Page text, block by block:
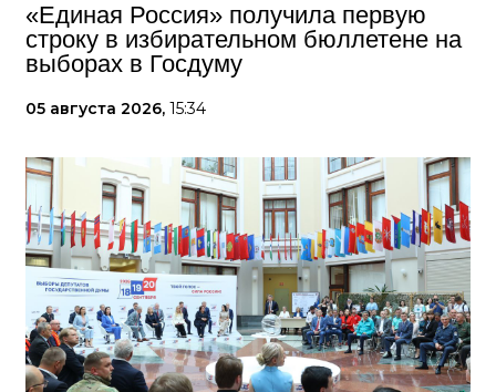
«Единая Россия» получила первую
строку в избирательном бюллетене на
выборах в Госдуму
05 августа 2026, 15:34